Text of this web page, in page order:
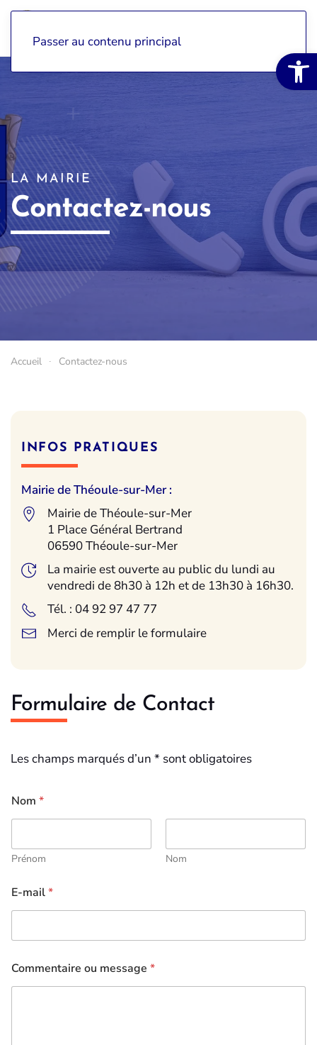
Ouvrir
Passer au contenu principal
LA MAIRIE
Contactez-nous
Accueil Contactez-nous
INFOS PRATIQUES
Mairie de Théoule-sur-Mer :
Mairie de Théoule-sur-Mer
1 Place Général Bertrand
06590 Théoule-sur-Mer
La mairie est ouverte au public du lundi au
vendredi de 8h30 à 12h et de 13h30 à 16h30.
Tél. : 04 92 97 47 77
Merci de remplir le formulaire
Formulaire de Contact
Les champs marqués d’un * sont obligatoires
Nom *
Prénom Nom
E-mail*
Commentaire ou message *